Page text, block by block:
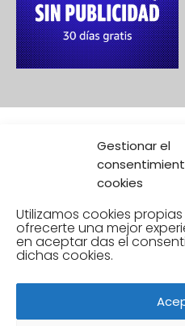
Gestionar el
cookies
Utilizamos cookies
ofrecerte una mejor
en aceptardas el
dichas cookies.